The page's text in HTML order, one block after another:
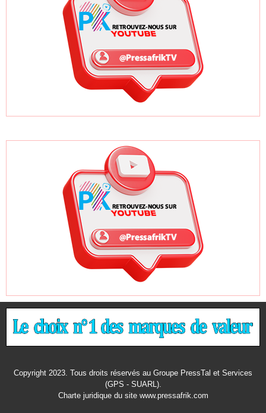
Copyright 2023. Tous droits réservés au Groupe PressTal et Services
(GPS - SUARL).
Charte juridiquedu site www.pressafrik.com